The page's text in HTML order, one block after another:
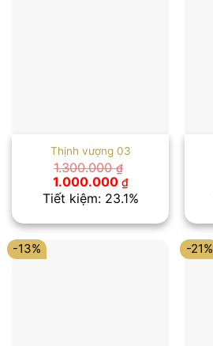
Thịnh vượng 03
1.300.000₫
Giá
gốc
là:
1.000.000 ₫Giá
hiện
tại
1.000.000 ₫.
Tiết kiệm: 23.1%
-13% -21%